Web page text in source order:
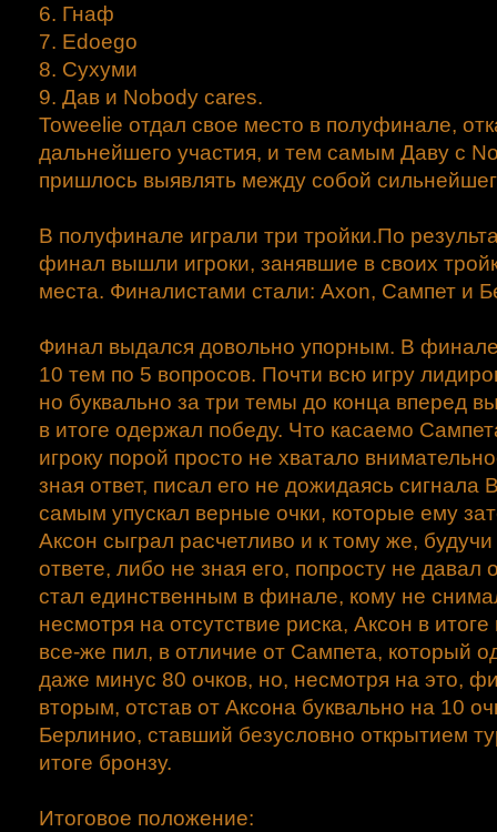
6. Гнаф
7. Edoego
8. Сухуми
9. Дав и Nobody cares.
Toweelie отдал свое место в полуфинале,
дальнейшего участия, и тем самым Даву с
пришлось выявлять между собой
В полуфинале играли три тройки.По
финал вышли игроки, занявшие в своих
места. Финалистами стали: Axon, Сампет и
Финал выдался довольно упорным. В
10 тем по 5 вопросов. Почти всю игру
но буквально за три темы до конца вперед
в итоге одержал победу. Что касаемо
игроку порой просто не хватало
зная ответ, писал его не дожидаясь сигнала
самым упускал верные очки, которые ему
Аксон сыграл расчетливо и к тому же,
ответе, либо не зная его, попросту не давал
стал единственным в финале, кому не
несмотря на отсутствие риска, Аксон в
все-же пил, в отличие от Сампета, который
даже минус 80 очков, но, несмотря на это,
вторым, отстав от Аксона буквально на 10
Берлинио, ставший безусловно открытием
итоге бронзу.
Итоговое положение: